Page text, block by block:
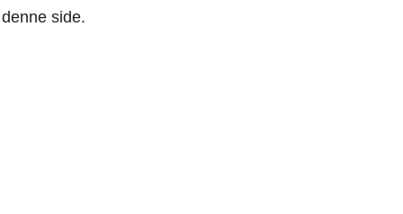
side.